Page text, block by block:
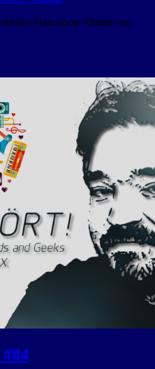
Dancepop Album von